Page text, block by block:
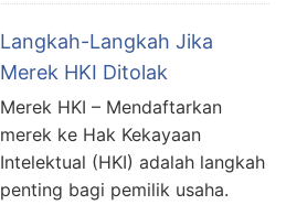
Langkah-Langkah Jika
Merek HKI Ditolak
Merek HKI – Mendaftarkan
merek ke Hak Kekayaan
Intelektual (HKI) adalah langkah
penting bagi pemilik usaha.